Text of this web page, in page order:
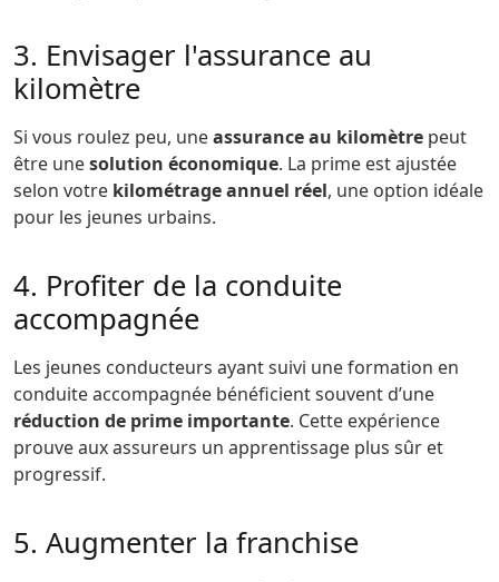
3. Envisager l'assurance au
kilomètre
Si vous roulez peu, uneassurance au kilomètre peut
être unesolution économique. La prime est ajustée
selon votre kilométrage annuel réel, une option idéale
pour les jeunes urbains.
4. Profiter de la conduite
accompagnée
Les jeunes conducteurs ayant suivi une formation en
conduite accompagnée bénéficient souvent d’une
réduction de prime importante. Cette expérience
prouve aux assureurs un apprentissage plus sûr et
progressif.
5. Augmenter la franchise